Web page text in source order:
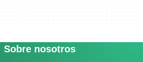
Sobre nosotros